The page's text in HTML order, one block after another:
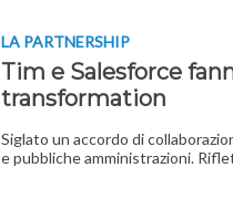
LA PARTNERSHIP
Tim e Salesforce
transformation
Siglato un accordo di
e pubbliche amministrazioni.